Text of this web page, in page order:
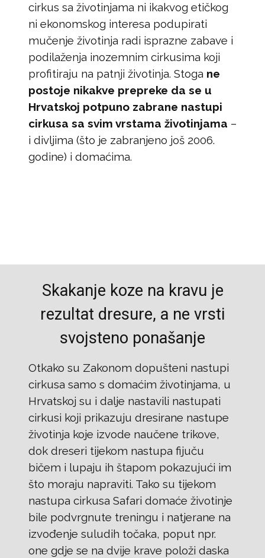
cirkus sa životinjama ni ikakvog etičkog
ni ekonomskog interesa podupirati
mučenje životinja radi isprazne zabave i
podilaženja inozemnim cirkusima koji
profitiraju na patnji životinja. Stoga ne
postoje nikakve prepreke da se u
Hrvatskoj potpuno zabrane nastupi
cirkusa sa svim vrstama životinjama –
i divljima (što je zabranjeno još 2006.
godine) i domaćima.
Skakanje koze na kravu je
rezultat dresure, a ne vrsti
svojsteno ponašanje
Otkako su Zakonom dopušteni nastupi
cirkusa samo s domaćim životinjama, u
Hrvatskoj su i dalje nastavili nastupati
cirkusi koji prikazuju dresirane nastupe
životinja koje izvode naučene trikove,
dok dreseri tijekom nastupa fijuču
bičem i lupaju ih štapom pokazujući im
što moraju napraviti. Tako su tijekom
nastupa cirkusa Safari domaće životinje
bile podvrgnute treningu i natjerane na
izvođenje suludih točaka, poput npr.
one gdje se na dvije krave položi daska